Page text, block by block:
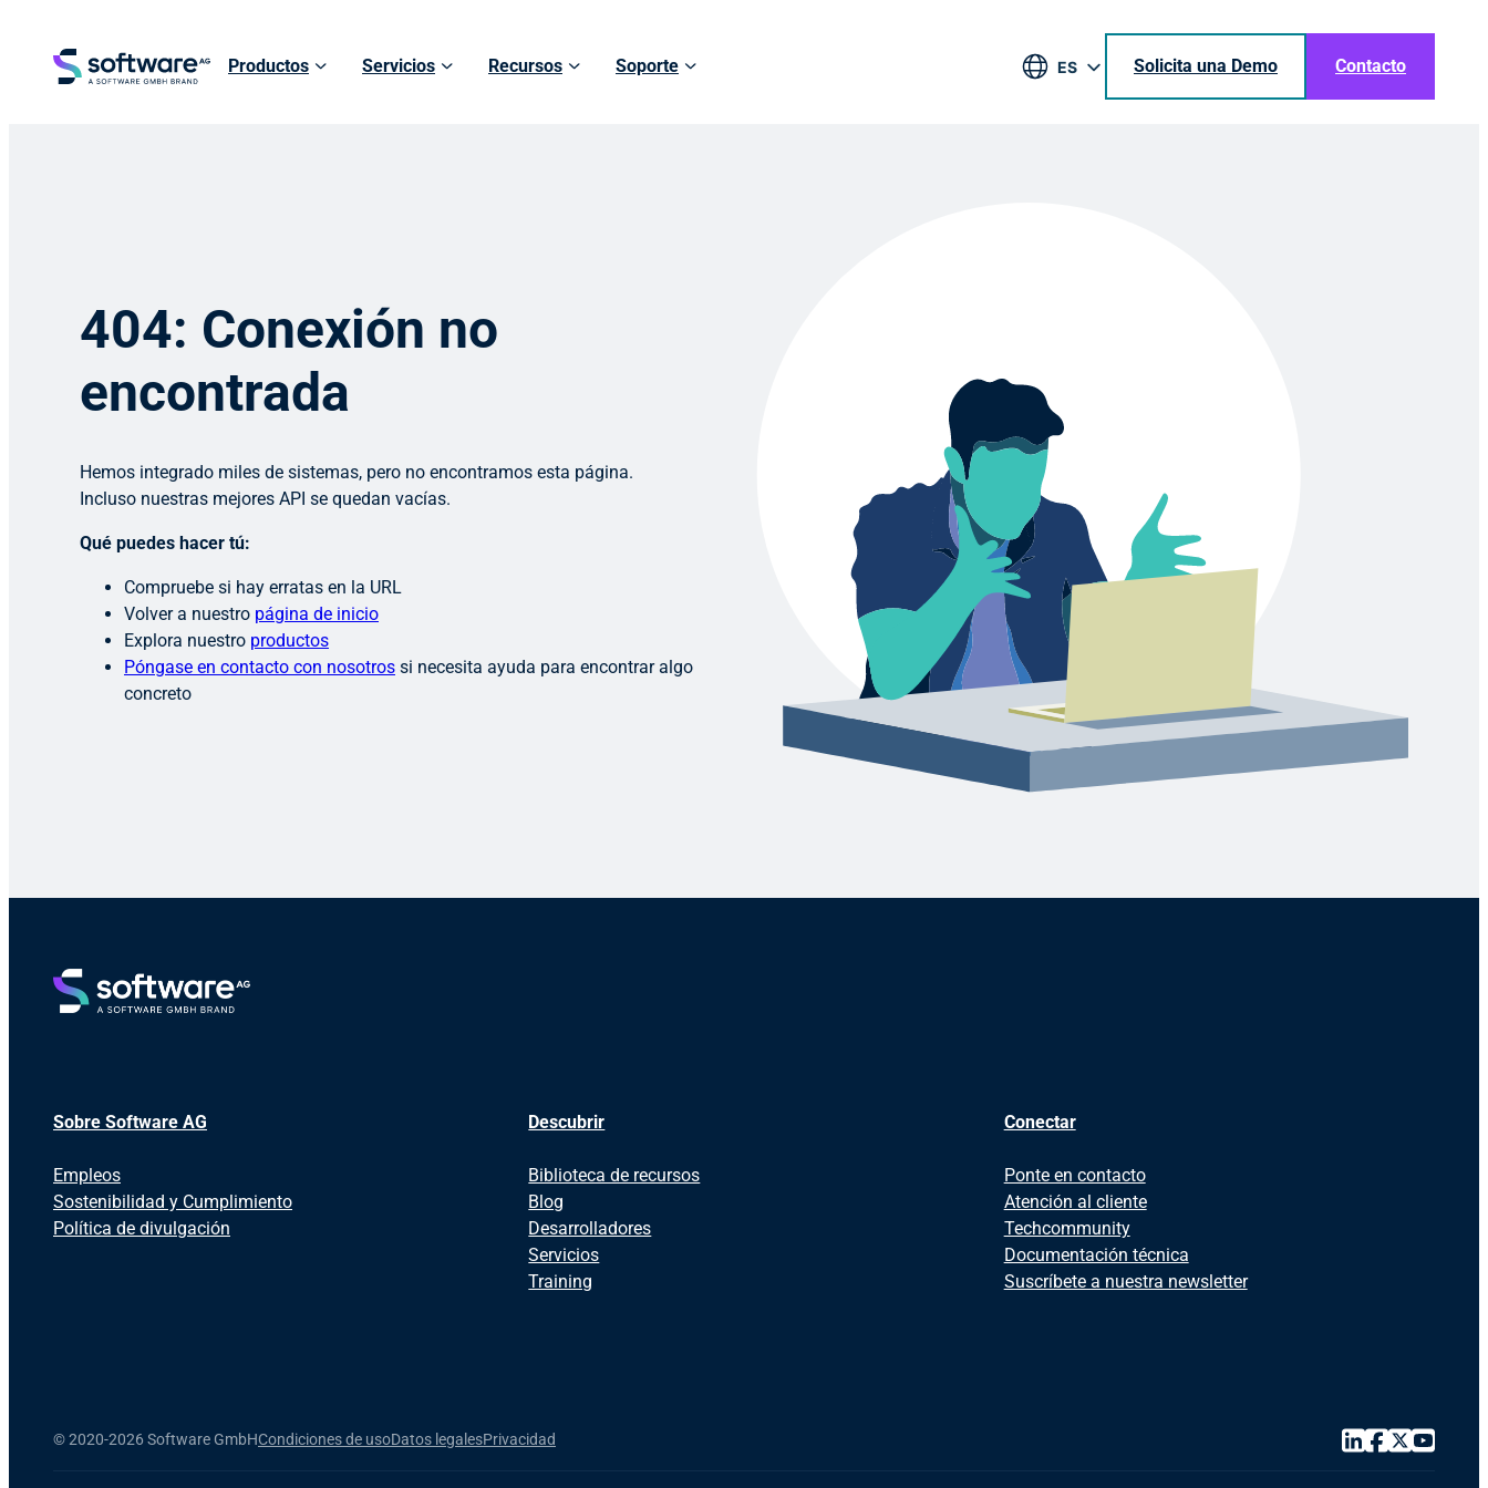
Productos Servicios Recursos Soporte
ES
Solicita una Demo Contacto
404: Conexión no
encontrada
Hemos integrado miles de sistemas, pero no encontramos esta página.
Incluso nuestras mejores API se quedan vacías.
Qué puedes hacer tú:
Compruebe si hay erratas en la URL
Volver a nuestro página de inicio
Explora nuestro productos
Póngase en contacto con nosotros si necesita ayuda para encontrar algo
concreto
Sobre Software AG
Empleos
Sostenibilidad y Cumplimiento
Política de divulgación
Descubrir
Biblioteca de recursos
Blog
Desarrolladores
Servicios
Training
Conectar
Ponte en contacto
Atención al cliente
Techcommunity
Documentación técnica
Suscríbete a nuestra newsletter
©2020-2026 Software GmbHCondiciones de usoDatos legalesPrivacidad